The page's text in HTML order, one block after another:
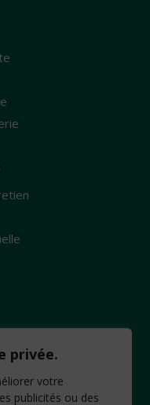
privée.
votre
publicités ou des